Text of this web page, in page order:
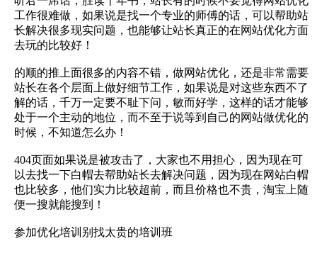
工作很难做，如果说是找一个专业的师傅的话，可以帮助站
长解决很多现实问题，也能够让站长真正的在网站优化方面
去玩的比较好！
的顺的推上面很多的内容不错，做网站优化，还是非常需要
站长在各个层面上做好细节工作，如果说是对这些东西不了
解的话，千万一定要不耻下问，敏而好学，这样的话才能够
处于一个主动的地位，而不至于说等到自己的网站做优化的
时候，不知道怎么办！
404页面如果说是被攻击了，大家也不用担心，因为现在可
以去找一下白帽去帮助站长去解决问题，因为现在网站白帽
也比较多，他们实力比较超前，而且价格也不贵，淘宝上随
便一搜就能搜到！
参加优化培训别找太贵的培训班